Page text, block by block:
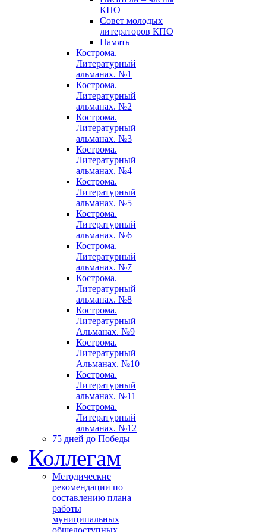
КПО
Совет молодых
литераторов КПО
Память
Кострома.
Литературный
альманах. №1
Кострома.
Литературный
альманах. №2
Кострома.
Литературный
альманах. №3
Кострома.
Литературный
альманах. №4
Кострома.
Литературный
альманах. №5
Кострома.
Литературный
альманах. №6
Кострома.
Литературный
альманах. №7
Кострома.
Литературный
альманах. №8
Кострома.
Литературный
Альманах. №9
Кострома.
Литературный
Альманах. №10
Кострома.
Литературный
альманах. №11
Кострома.
Литературный
альманах. №12
75 дней до Победы
Коллегам
Методические
рекомендации по
составлению плана
работы
муниципальных
общедоступных